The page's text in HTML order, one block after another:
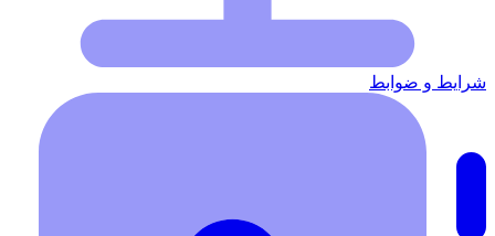
شرایط‌ و ضوابط